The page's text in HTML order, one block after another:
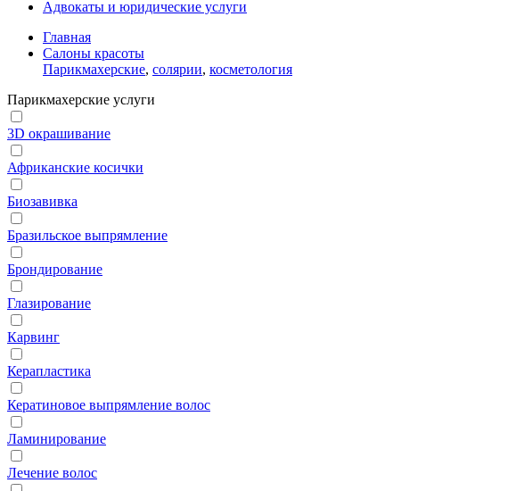
Адвокаты и юридические услуги
Главная
Салоны красоты
Парикмахерские, солярии, косметология
Парикмахерские услуги
3D окрашивание
Африканские косички
Биозавивка
Бразильское выпрямление
Брондирование
Глазирование
Карвинг
Керапластика
Кератиновое выпрямление волос
Ламинирование
Лечение волос